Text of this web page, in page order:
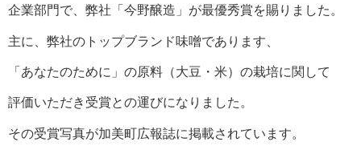
企業部門で、弊社「今野醸造」が最優秀賞を賜りました。
主に、弊社のトップブランド味噌であります、
「あなたのために」の原料（大豆・米）の栽培に関して
評価いただき受賞との運びになりました。
その受賞写真が加美町広報誌に掲載されています。